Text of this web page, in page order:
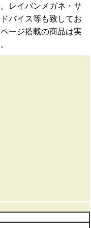
レイバンメガネ・サ
バイス等も致してお
ージ搭載の商品は実